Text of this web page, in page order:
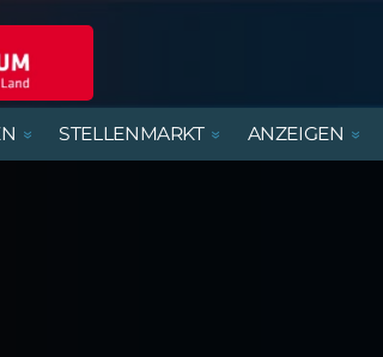
STELLENMARKT ANZEIGEN